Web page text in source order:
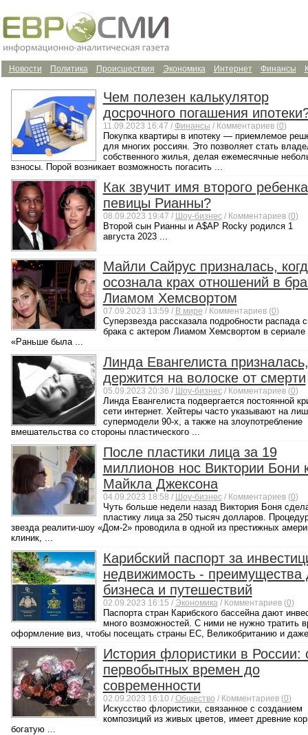
Финансы
Интернет
Экономика
Происшествия
Политика
Новости
Чем полезен калькулятор
досрочного погашения
11.09.2023 16:47 / Финансы / Комментариев (0)
Покупка квартиры в ипотеку — приемлемое
для многих россиян. Это позволяет стать
собственного жилья, делая ежемесячные
взносы. Порой возникает возможность погасить ...
Как звучит имя второго ребенка
певицы Рианны?
08.09.2023 19:47 / Шоу-бизнес/ Комментариев (0)
Второй сын Рианны и A$AP Rocky родился 1
августа 2023 ...
Майли Сайрус призналась,
осознала крах отношений в
Лиамом Хемсвортом
07.09.2023 13:59 / В мире / Комментариев (0)
Суперзвезда рассказала подробности распада
брака с актером Лиамом Хемсвортом в сериале
«Раньше была ...
Линда Евангелиста
держится на волоске от смерти
05.09.2023 20:36 / Шоу-бизнес/ Комментариев (0)
Линда Евангелиста подвергается постоянной
сети интернет. Хейтеры часто указывают на
супермодели 90-х, а также на злоупотребление
вмешательства со стороны пластического ...
После пластики лица за 19
миллионов нос Виктории Бони
Майкла Джексона
04.09.2023 18:58 / Шоу-бизнес/ Комментариев (0)
Чуть больше недели назад Виктория Боня
пластику лица за 250 тысяч долларов.
звезда реалити-шоу «Дом-2» проводила в одной из престижных
клиник, ...
Карибский паспорт за
недвижимость - преимущества
бизнеса и путешествий
02.09.2023 16:15 / Экономика/ Комментариев (0)
Паспорта стран Карибского бассейна дают
много возможностей. С ними не нужно тратить
оформление виз, чтобы посещать страны ЕС, Великобританию и
История флористики в России:
первобытных времен до
современности
02.09.2023 16:10 / Общество / Комментариев (0)
Искусство флористики, связанное с созданием
композиций из живых цветов, имеет древние
богатую ...